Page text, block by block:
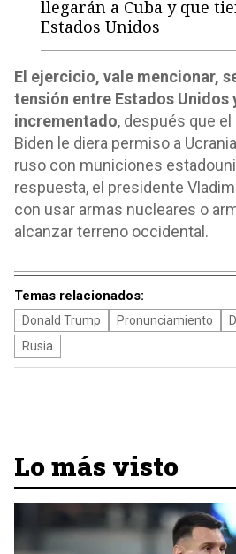
llegarán a Cuba y que
Estados Unidos
El ejercicio, vale mencionar,
tensión entre Estados Unidos
incrementado, después que
Biden le diera permiso a
ruso con municiones
respuesta, el presidente
con usar armas nucleares o
alcanzar terreno occidental.
Temas relacionados:
Donald Trump Pronunciamiento
Rusia
Lo más visto